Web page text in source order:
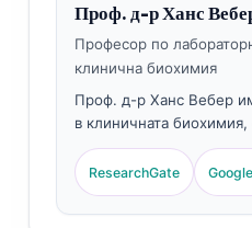
Проф. д-р Ханс
Професор по
клинична биохимия
Проф. д-р Ханс Вебер
в клиничната
лабораторна медицина
хормонални
Германското дружество
той е специализиран в
ResearchGate